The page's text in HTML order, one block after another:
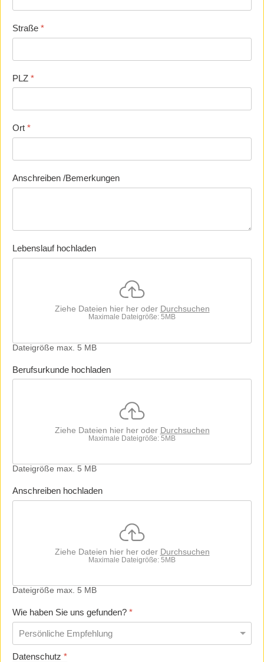
Straße *
PLZ *
Ort *
Anschreiben /Bemerkungen
Lebenslauf hochladen
Ziehe Dateien hier her oder Durchsuchen
Maximale Dateigröße: 5MB
Dateigröße max. 5 MB
Berufsurkunde hochladen
Ziehe Dateien hier her oder Durchsuchen
Maximale Dateigröße: 5MB
Dateigröße max. 5 MB
Anschreiben hochladen
Ziehe Dateien hier her oder Durchsuchen
Maximale Dateigröße: 5MB
Dateigröße max. 5 MB
Wie haben Sie uns gefunden? *
Datenschutz *